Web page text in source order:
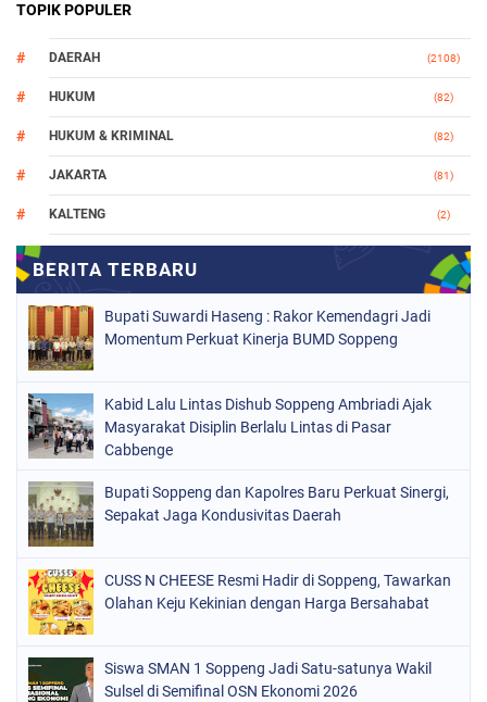
TOPIK POPULER
DAERAH (2108)
HUKUM (82)
HUKUM & KRIMINAL (82)
JAKARTA (81)
KALTENG (2)
(147)
NASIONAL (1021)
ORGANISASI
PERISTIWA
POLITIK (220)
POLRI
SOPPENG (1889)
SULSEL
Bupati Suwardi Haseng : Rakor Kemendagri Jadi
Momentum Perkuat Kinerja BUMD Soppeng
Kabid Lalu Lintas Dishub Soppeng Ambriadi Ajak
Masyarakat Disiplin Berlalu Lintas di Pasar
Cabbenge
Bupati Soppeng dan Kapolres Baru Perkuat Sinergi,
Sepakat Jaga Kondusivitas Daerah
CUSS N CHEESE Resmi Hadir di Soppeng, Tawarkan
Olahan Keju Kekinian dengan Harga Bersahabat
Siswa SMAN 1 Soppeng Jadi Satu-satunya Wakil
Sulsel di Semifinal OSN Ekonomi 2026